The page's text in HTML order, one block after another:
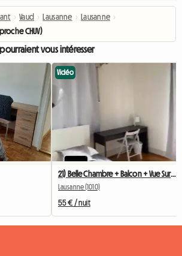
› Vaud › Lausanne › Lausanne ›
CHUV)
vous intéresser
Vidéo
21) Belle Chambre + Balcon + Vue Sur Le Lac, Maison Confortable à 3 Min De Métro
Lausanne (1010)
55 € / nuit